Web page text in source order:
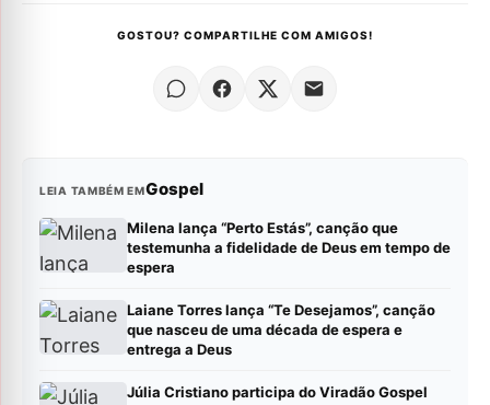
GOSTOU? COMPARTILHE COM AMIGOS!
LEIA TAMBÉM EMGospel
Milena lança “Perto Estás”, canção que
testemunha a fidelidade de Deus em tempo de
espera
Laiane Torres lança “Te Desejamos”, canção
que nasceu de uma década de espera e
entrega a Deus
Júlia Cristiano participa do Viradão Gospel